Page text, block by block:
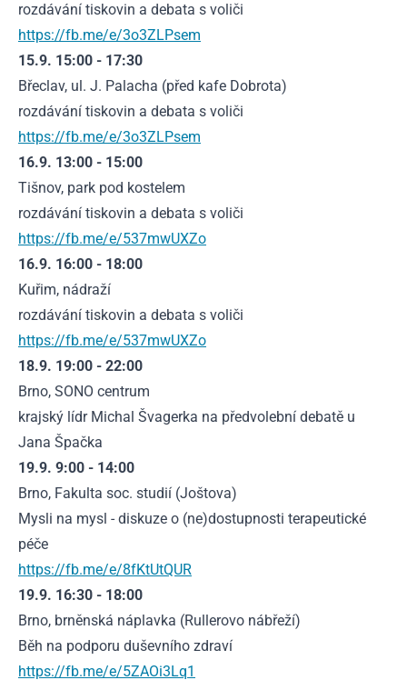
rozdávání tiskovin a debata s voliči
https://fb.me/e/3o3ZLPsem
15.9. 15:00 - 17:30
Břeclav, ul. J. Palacha (před kafe Dobrota)
rozdávání tiskovin a debata s voliči
https://fb.me/e/3o3ZLPsem
16.9. 13:00 - 15:00
Tišnov, park pod kostelem
rozdávání tiskovin a debata s voliči
https://fb.me/e/537mwUXZo
16.9. 16:00 - 18:00
Kuřim, nádraží
rozdávání tiskovin a debata s voliči
https://fb.me/e/537mwUXZo
18.9. 19:00 - 22:00
Brno, SONO centrum
krajský lídr Michal Švagerka na předvolební debatě u
Jana Špačka
19.9. 9:00 - 14:00
Brno, Fakulta soc. studií (Joštova)
Mysli na mysl - diskuze o (ne)dostupnosti terapeutické
péče
https://fb.me/e/8fKtUtQUR
19.9. 16:30 - 18:00
Brno, brněnská náplavka (Rullerovo nábřeží)
Běh na podporu duševního zdraví
https://fb.me/e/5ZAOi3Lq1